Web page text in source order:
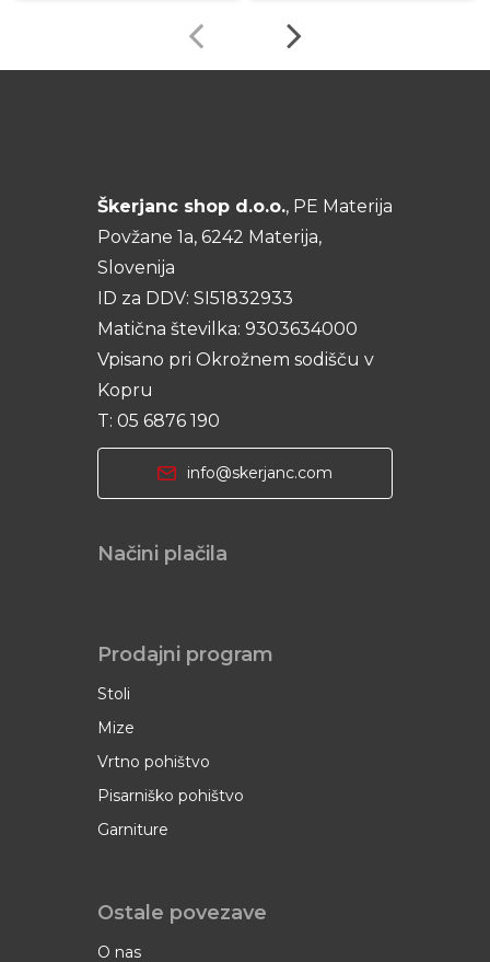
Škerjanc shop d.o.o., PE Materija
Povžane 1a, 6242 Materija,
Slovenija
ID za DDV: SI51832933
Matična številka: 9303634000
Vpisano pri Okrožnem sodišču v
Kopru
T: 05 6876 190
info@skerjanc.com
Prodajni program
Stoli
Mize
Vrtno pohištvo
Pisarniško pohištvo
Garniture
Ostale povezave
O nas
Načini plačila